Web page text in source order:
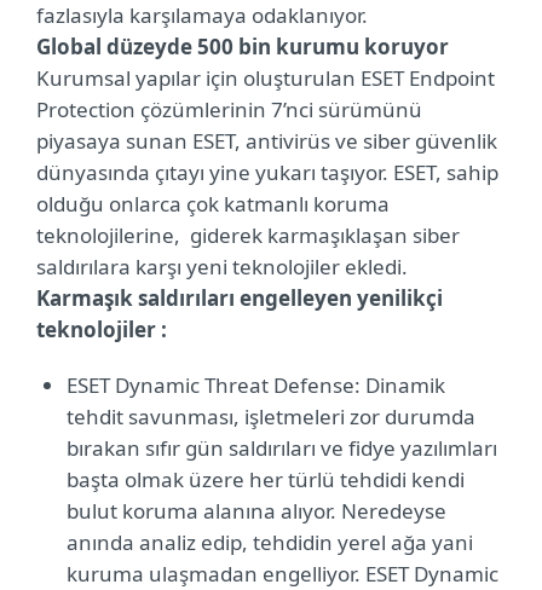
fazlasıyla karşılamaya odaklanıyor.
Global düzeyde 500 bin kurumu koruyor
Kurumsal yapılar için oluşturulan ESET Endpoint
Protection çözümlerinin 7’nci sürümünü
piyasaya sunan ESET, antivirüs ve siber güvenlik
dünyasında çıtayı yine yukarı taşıyor. ESET, sahip
olduğu onlarca çok katmanlı koruma
teknolojilerine, giderek karmaşıklaşan siber
saldırılara karşı yeni teknolojiler ekledi.
Karmaşık saldırıları engelleyen yenilikçi
teknolojiler :
ESET Dynamic Threat Defense: Dinamik
tehdit savunması, işletmeleri zor durumda
bırakan sıfır gün saldırıları ve fidye yazılımları
başta olmak üzere her türlü tehdidi kendi
bulut koruma alanına alıyor. Neredeyse
anında analiz edip, tehdidin yerel ağa yani
kuruma ulaşmadan engelliyor. ESET Dynamic